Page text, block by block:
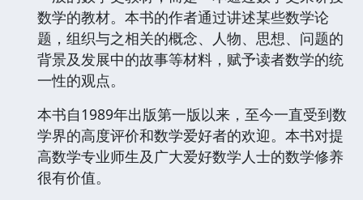
数学的教材。本书的作者通过讲述某些数学论
题，组织与之相关的概念、人物、思想、问题的
背景及发展中的故事等材料，赋予读者数学的统
一性的观点。
本书自1989年出版第一版以来，至今一直受到数
学界的高度评价和数学爱好者的欢迎。本书对提
高数学专业师生及广大爱好数学人士的数学修养
很有价值。